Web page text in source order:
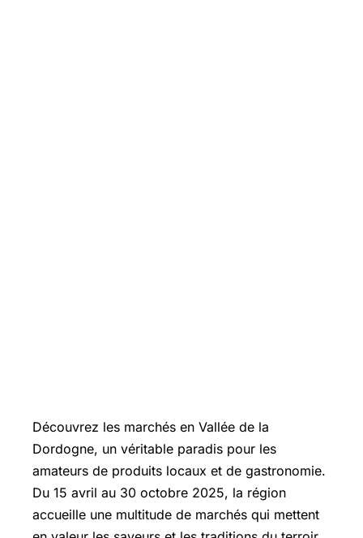
Découvrez les marchés en Vallée de la
Dordogne, un véritable paradis pour les
amateurs de produits locaux et de gastronomie.
Du 15 avril au 30 octobre 2025, la région
accueille une multitude de marchés qui mettent